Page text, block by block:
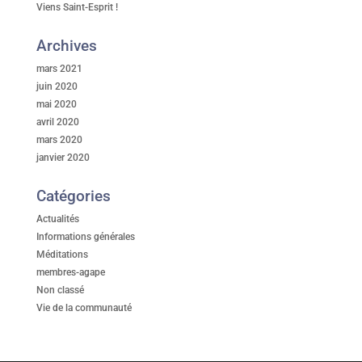
Viens Saint-Esprit !
Archives
mars 2021
juin 2020
mai 2020
avril 2020
mars 2020
janvier 2020
Catégories
Actualités
Informations générales
Méditations
membres-agape
Non classé
Vie de la communauté